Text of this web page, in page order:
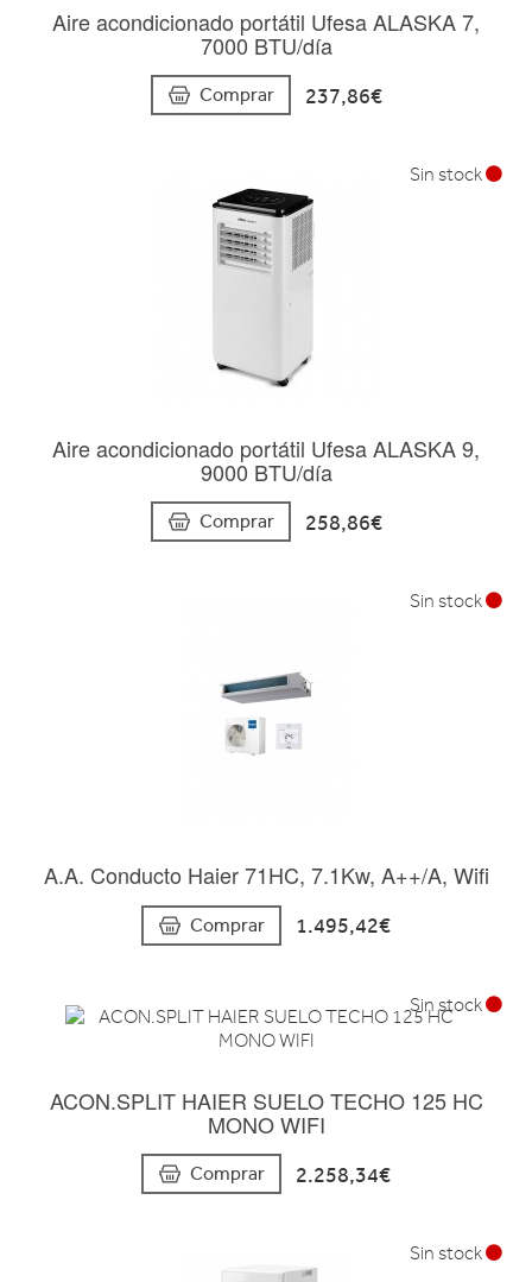
Aire acondicionado portátil Ufesa ALASKA 7,
7000 BTU/día
Comprar 237,86€
Aire acondicionado portátil Ufesa ALASKA 9,
9000 BTU/día
Comprar 258,86€
Sin stock
A.A. Conducto Haier 71HC, 7.1Kw, A++/A, Wifi
Comprar 1.495,42€
Sin stock
ACON.SPLIT HAIER SUELO TECHO 125 HC
MONO WIFI
Comprar 2.258,34€
Sin stock
Sin stock